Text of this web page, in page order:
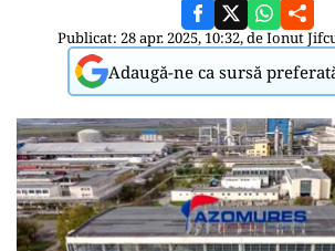
Publicat: 28 apr. 2025, 10:32, deIonut
Adaugă-ne ca sursă